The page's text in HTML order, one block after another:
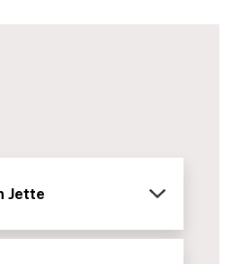
Jette